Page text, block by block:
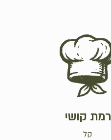
רמת קושי
קל